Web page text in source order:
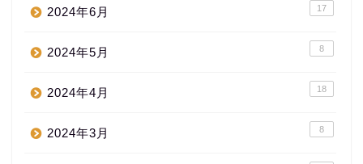
2024年6月 17
2024年5月 8
2024年4月 18
2024年3月 8